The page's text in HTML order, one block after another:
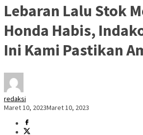
Lebaran Lalu Stok
Honda Habis,
Ini Kami Pastikan
redaksi
Maret 10, 2023Maret 10, 2023